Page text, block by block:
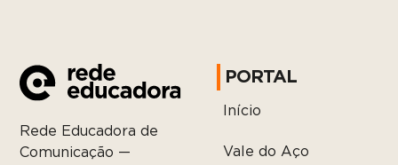
Rede Educadora de
Comunicação —
PORTAL
Início
Vale do Aço